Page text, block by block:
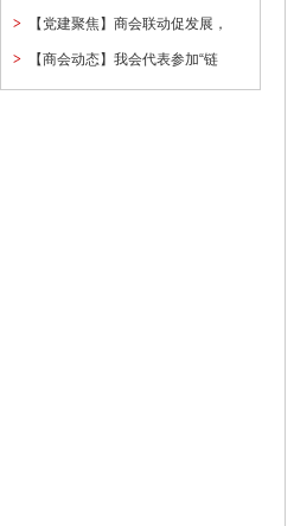
> 【党建聚焦】商会联动促发展，
> 【商会动态】我会代表参加“链